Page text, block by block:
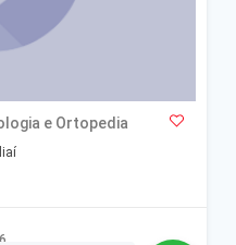
e Ortopedia